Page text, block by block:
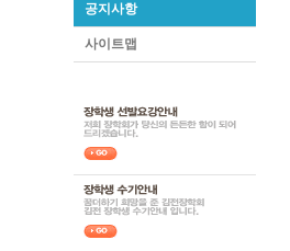
공지사항
사이트맵